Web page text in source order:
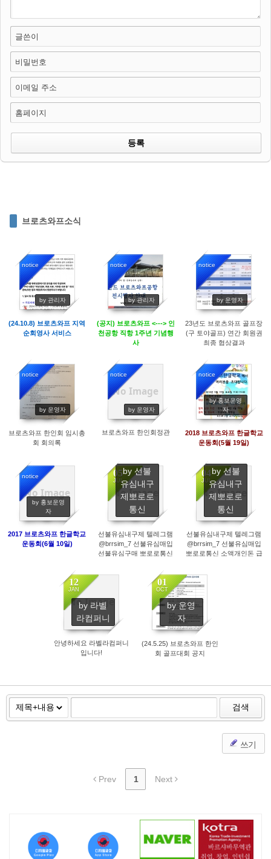
글쓴이
비밀번호
이메일 주소
홈페이지
브로츠와프소식
notice
by 관리자
414
(24.10.8) 브로츠와프 지역
순회영사 서비스
notice
by 관리자
451
(공지) 브로츠와프 <---> 인
천공항 직항 1주년 기념행
사
notice
by 운영자
1081
23년도 브로츠와프 골프장
(구 토야골프) 연간 회원권
최종 협상결과
notice
by 운영자
브로츠와프 한인회 임시총
회 회의록
No Image
notice
by 운영자
839
브로츠와프 한인회정관
notice
by 홍보운영
자
1597
2018 브로츠와프 한글학교
운동회(5월 19일)
No Image
notice
by 홍보운영
자
1530
2017 브로츠와프 한글학교
운동회(6월 10일)
No Image
05
JUL
by 선불
유심내구
제뽀로로
통신
6
선불유심내구제 텔레그램
@brrsim_7 선불유심매입
선불유심구매 뽀로로통신
연체자바로소액급전 주말
No Image
04
JUL
by 선불
유심내구
제뽀로로
통신
7
선불유심내구제 텔레그램
@brrsim_7 선불유심매입
뽀로로통신 소액개인돈 급
No Image
12
JAN
by 라벨
라컴퍼니
106
안녕하세요 라벨라컴퍼니
입니다!
01
OCT
by 운영
자
415
(24.5.25) 브로츠와프 한인
회 골프대회 공지
검색
쓰기
Prev 1 Next